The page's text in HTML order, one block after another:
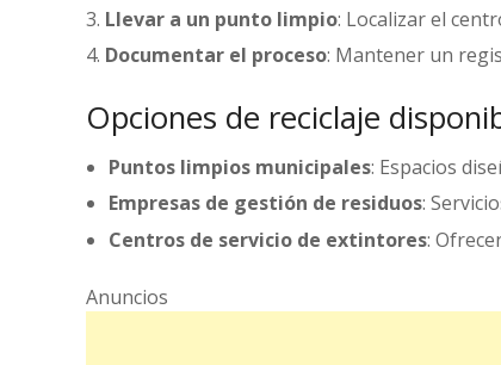
Llevar a un punto limpio: Localizar el
Documentar el proceso: Mantener un
Opciones de reciclaje
Puntos limpios municipales: Espacios
Empresas de gestión de residuos:
Centros de servicio de extintores:
Anuncios